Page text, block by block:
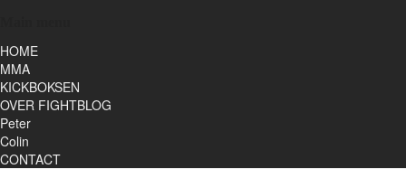
HOME
MMA
KICKBOKSEN
OVER FIGHTBLOG
Peter
Colin
CONTACT